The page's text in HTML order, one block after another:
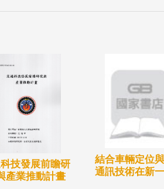
技發展前瞻研
產業推動計畫
結合車輛定位
通訊技術在新